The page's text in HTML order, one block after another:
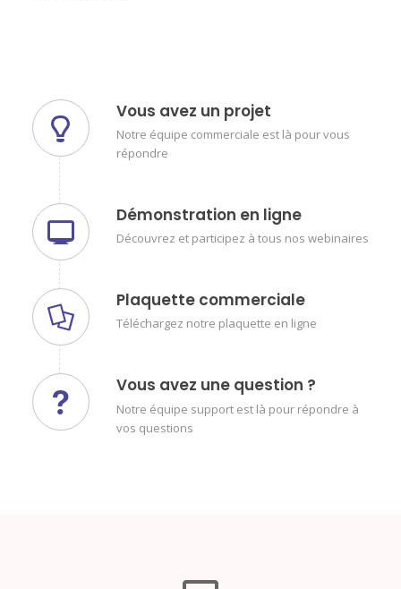
Vous avez un projet
Notre équipe commerciale est là pour vous
répondre
Démonstration en ligne
Découvrez et participez à tous nos webinaires
Plaquette commerciale
Téléchargez notre plaquette en ligne
Vous avez une question ?
Notre équipe support est là pour répondre à
vos questions